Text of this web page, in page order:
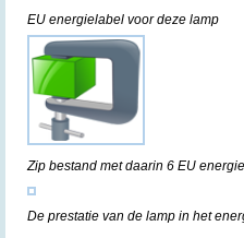
EU energielabel voor deze lamp
Zip bestand met daarin 6 EU
De prestatie van de lamp in het